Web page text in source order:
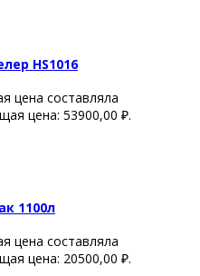
HS1016
цена составляла
цена: 53900,00 ₽.
1100л
цена составляла
цена: 20500,00 ₽.